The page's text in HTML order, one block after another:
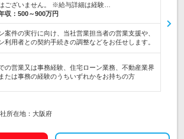
ございません。 ※給与詳細は経験…
収： 500～900万円
案件の実行に向け、当社営業担当者の営業支援や、
利用者との契約手続きの調整などをお任せします。
の営業又は事務経験、住宅ローン業務、不動産業界
たは事務の経験のうちいずれかをお持ちの方
所在地：大阪府